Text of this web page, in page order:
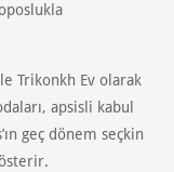
Trikonkh Ev olarak
apsisli kabul
geç dönem seçkin